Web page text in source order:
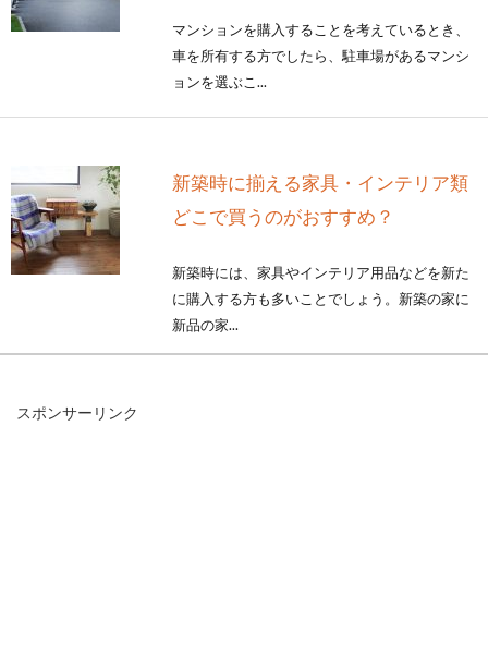
マンションを購入することを考えているとき、
車を所有する方でしたら、駐車場があるマンシ
ョンを選ぶこ...
新築時に揃える家具・インテリア類
どこで買うのがおすすめ？
新築時には、家具やインテリア用品などを新た
に購入する方も多いことでしょう。新築の家に
新品の家...
スポンサーリンク